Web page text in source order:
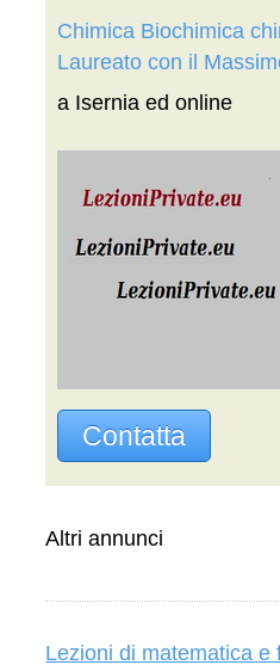
Chimica Biochimica
Laureato con il
a Isernia ed online
Contatta
Altri annunci
Lezioni di matematica e